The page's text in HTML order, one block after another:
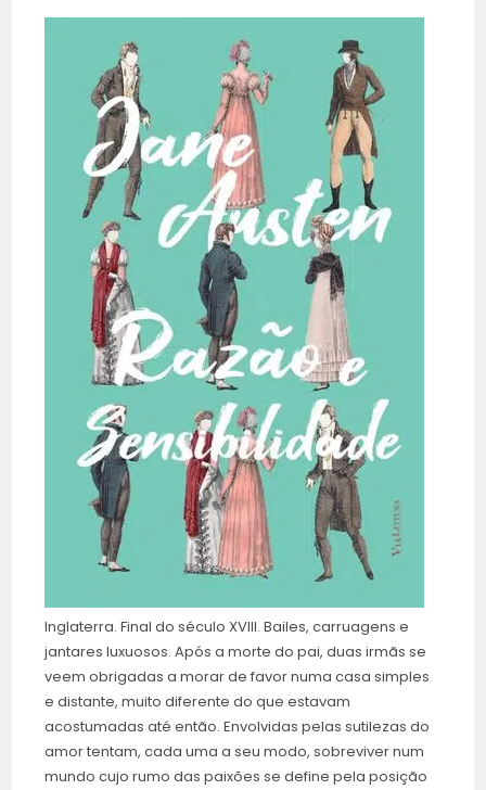
Inglaterra. Final do século XVIII. Bailes, carruagens e
jantares luxuosos. Após a morte do pai, duas irmãs se
veem obrigadas a morar de favor numa casa simples
e distante, muito diferente do que estavam
acostumadas até então. Envolvidas pelas sutilezas do
amor tentam, cada uma a seu modo, sobreviver num
mundo cujo rumo das paixões se define pela posição